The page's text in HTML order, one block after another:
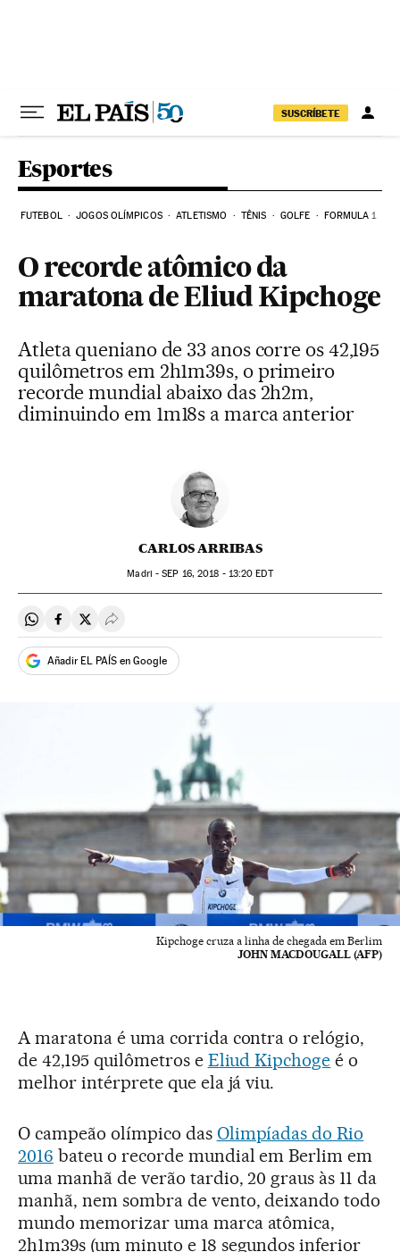
SUSCRÍBETE
Esportes
FUTEBOL JOGOS OLÍMPICOS ATLETISMO TÊNIS GOLFE FORMULA 1
O recorde atômico da
maratona de Eliud Kipchoge
Atleta queniano de 33 anos corre os 42,195
quilômetros em 2h1m39s, o primeiro
recorde mundial abaixo das 2h2m,
diminuindo em 1m18s a marca anterior
CARLOS ARRIBAS
Madri -SEP 16, 2018 - 13:20 EDT
Compartir en Whatsapp
Compartir en Facebook
Compartir en Twitter
Desplegar Redes Sociales
Añadir EL PAÍS en Google
Kipchoge cruza a linha de chegada em Berlim
JOHN MACDOUGALL (AFP)
A maratona é uma corrida contra o relógio,
de 42,195 quilômetros e Eliud Kipchoge é o
melhor intérprete que ela já viu.
O campeão olímpico das Olimpíadas do Rio
2016 bateu o recorde mundial em Berlim em
uma manhã de verão tardio, 20 graus às 11 da
manhã, nem sombra de vento, deixando todo
mundo memorizar uma marca atômica,
2h1m39s (um minuto e 18 segundos inferior